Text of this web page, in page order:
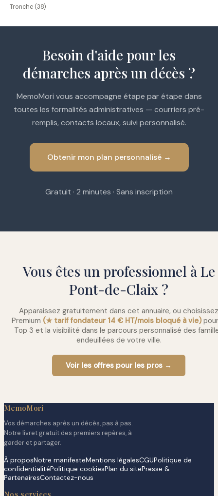
Tronche (38)
Besoin d'aide pour les
démarches après un décès ?
MemoMori vous accompagne étape par étape dans
toutes les formalités administratives — courriers pré-
remplis, contacts locaux, suivi personnalisé.
Obtenir mon plan personnalisé →
Gratuit · 2 minutes · Sans inscription
Vous êtes un professionnel à Le
Pont-de-Claix ?
Apparaissez gratuitement dans cet annuaire, ou choisissez
Premium (★ tarif fondateur 14 € HT/mois bloqué à vie)
Top 3 et la visibilité dans le parcours personnalisé des
endeuillées de votre ville.
Voir les offres pour les pros →
MemoMori
Vos démarches après un décès, pas à pas.
Notre livret gratuit des premiers repères, à
garder et partager.
À proposNotre manifesteMentions légalesCGUPolitique de
confidentialitéPolitique cookiesPlan du sitePresse &
PartenairesContactez-nous